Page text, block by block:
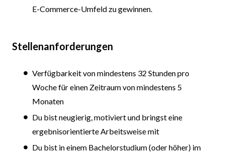
E-Commerce-Umfeld zu gewinnen.
Stellenanforderungen
Verfügbarkeit von mindestens 32 Stunden pro
Woche für einen Zeitraum von mindestens 5
Monaten
Du bist neugierig, motiviert und bringst eine
ergebnisorientierte Arbeitsweise mit
Du bist in einem Bachelorstudium (oder höher) im